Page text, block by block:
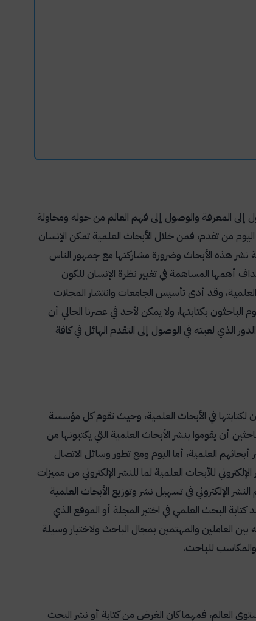
المعرفة والوصول إلى فهم العالم من حوله ومحاولة
من تقدم، فمن خلال الأبحاث العلمية تمكن الإنسان
هذه الأبحاث وضرورة مشاركتها مع جمهور الناس
أهمها المساهمة في تغيير نظرة الإنسان للكون
وقد أدى تأسيس الجامعات وانتشار المجلات
بكتابتها، ولا يمكن لأحد في عصرنا الحالي أن
الذي لعبته في الوصول إلى التقدم الهائل في كافة
لكتابتها في الأبحاث العلمية، وحيث تقوم كل مؤسسة
أن يقوموا بنشر الأبحاث العلمية التي يكتبونها من
أبحاثهم العلمية، أما اليوم ومع تطور وسائل الاتصال
للأبحاث العلمية لما للنشر الإلكتروني من مميزات
الإلكتروني في تسهيل نشر وتوزيع الأبحاث العلمية
كتابة البحث العلمي في اختير المجلة أو الموقع الذي
العاملين والمهتمين بمجال الباحث ولاختيار وسيلة
للباحث.
العالم، فمهما كان الغرض من كتابة أو نشر البحث